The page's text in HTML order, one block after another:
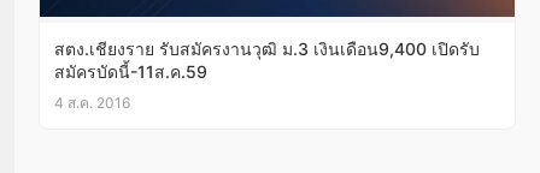
สตง.เชียงราย รับสมัครงานวุฒิ ม.3 เงินเดือน9,400 เปิดรับ
สมัครบัดนี้-11ส.ค.59
4 ส.ค. 2016